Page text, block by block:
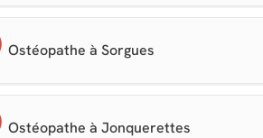
Ostéopathe à Sorgues
Ostéopathe à Jonquerettes